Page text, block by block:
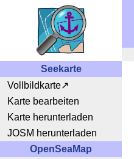
Seekarte
Vollbildkarte
Karte bearbeiten
Karte herunterladen
JOSM herunterladen
OpenSeaMap